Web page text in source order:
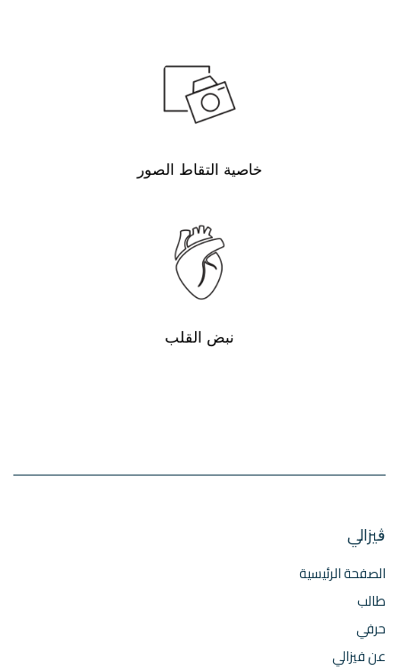
خاصية التقاط الصور
نبض القلب
ڨيزالي
الصفحة الرئيسية
طالب
حرفي
عن فيزالي